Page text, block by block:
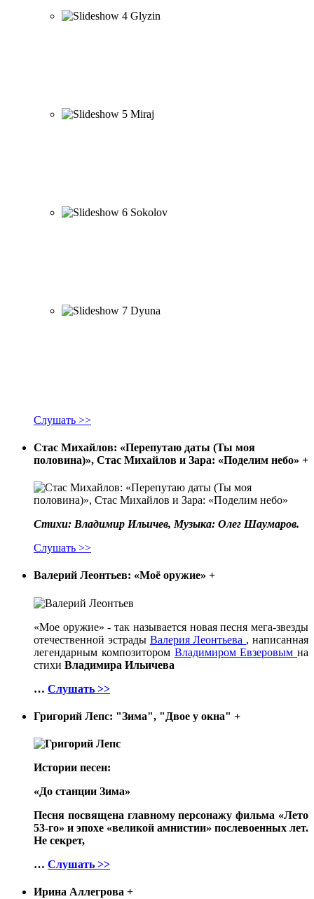
Слушать >>
Стас Михайлов: «Перепутаю даты (Ты моя
половина)», Стас Михайлов и Зара: «Поделим небо» +
Стихи: Владимир Ильичев, Музыка: Олег Шаумаров.
Слушать >>
Валерий Леонтьев: «Моё оружие» +
«Мое оружие» - так называется новая песня мега-звезды
отечественной эстрады Валерия Леонтьева , написанная
легендарным композитором Владимиром Евзеровым на
стихи Владимира Ильичева
… Слушать >>
Григорий Лепс: "Зима", "Двое у окна" +
Истории песен:
«До станции Зима»
Песня посвящена главному персонажу фильма «Лето
53-го» и эпохе «великой амнистии» послевоенных лет.
Не секрет,
… Слушать >>
Ирина Аллегрова +